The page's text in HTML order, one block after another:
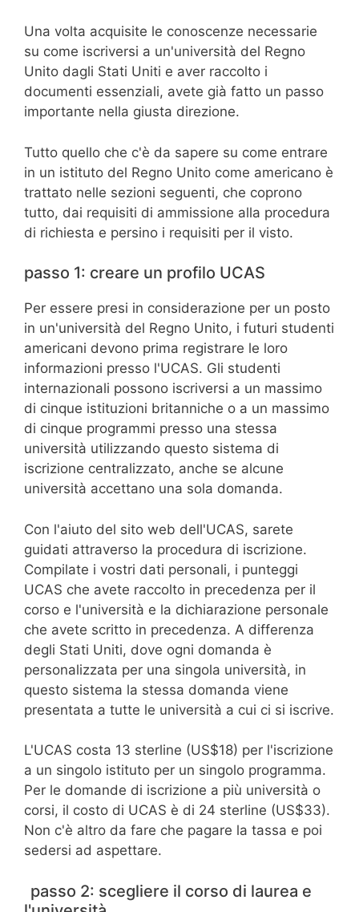
Una volta acquisite le conoscenze necessarie
su come iscriversi a un'università del Regno
Unito dagli Stati Uniti e aver raccolto i
documenti essenziali, avete già fatto un passo
importante nella giusta direzione.
Tutto quello che c'è da sapere su come entrare
in un istituto del Regno Unito come americano è
trattato nelle sezioni seguenti, che coprono
tutto, dai requisiti di ammissione alla procedura
di richiesta e persino i requisiti per il visto.
passo 1: creare un profilo UCAS
Per essere presi in considerazione per un posto
in un'università del Regno Unito, i futuri studenti
americani devono prima registrare le loro
informazioni presso l'UCAS. Gli studenti
internazionali possono iscriversi a un massimo
di cinque istituzioni britanniche o a un massimo
di cinque programmi presso una stessa
università utilizzando questo sistema di
iscrizione centralizzato, anche se alcune
università accettano una sola domanda.
Con l'aiuto del sito web dell'UCAS, sarete
guidati attraverso la procedura di iscrizione.
Compilate i vostri dati personali, i punteggi
UCAS che avete raccolto in precedenza per il
corso e l'università e la dichiarazione personale
che avete scritto in precedenza. A differenza
degli Stati Uniti, dove ogni domanda è
personalizzata per una singola università, in
questo sistema la stessa domanda viene
presentata a tutte le università a cui ci si iscrive.
L'UCAS costa 13 sterline (US$18) per l'iscrizione
a un singolo istituto per un singolo programma.
Per le domande di iscrizione a più università o
corsi, il costo di UCAS è di 24 sterline (US$33).
Non c'è altro da fare che pagare la tassa e poi
sedersi ad aspettare.
passo 2: scegliere il corso di laurea e